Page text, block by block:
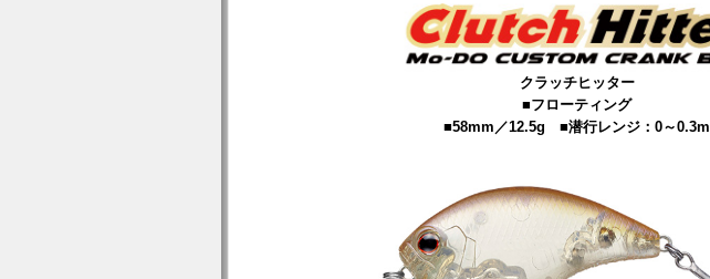
クラッチヒッター
■フローティング
■58mm／12.5g ■潜行レンジ：0～0.3m